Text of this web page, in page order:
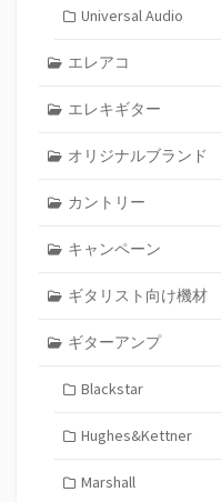
Universal Audio
エレアコ
エレキギター
オリジナルブランド
カントリー
キャンペーン
ギタリスト向け機材
ギターアンプ
Blackstar
Hughes&Kettner
Marshall